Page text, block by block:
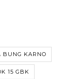
BUNG KARNO
15 GBK